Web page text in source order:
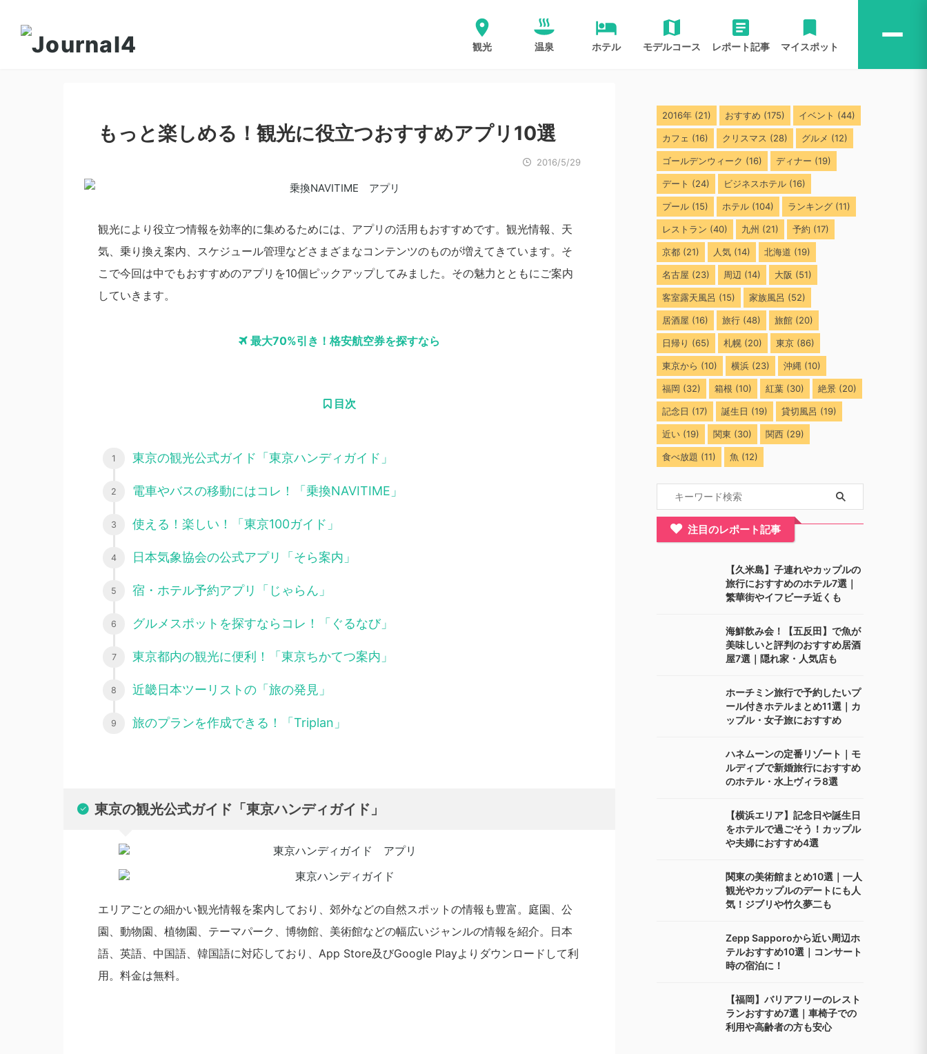
観光 温泉 ホテル モデルコース レポート記事 マイスポット
もっと楽しめる！観光に役立つおすすめアプリ10選
2016/5/29
観光により役立つ情報を効率的に集めるためには、アプリの活用もおすすめです。観光情報、天
気、乗り換え案内、スケジュール管理などさまざまなコンテンツのものが増えてきています。そ
こで今回は中でもおすすめのアプリを10個ピックアップしてみました。その魅力とともにご案内
していきます。
最大70%引き！格安航空券を探すなら
目次
東京の観光公式ガイド「東京ハンディガイド」
電車やバスの移動にはコレ！「乗換NAVITIME」
使える！楽しい！「東京100ガイド」
日本気象協会の公式アプリ「そら案内」
宿・ホテル予約アプリ「じゃらん」
グルメスポットを探すならコレ！「ぐるなび」
東京都内の観光に便利！「東京ちかてつ案内」
近畿日本ツーリストの「旅の発見」
旅のプランを作成できる！「Triplan」
東京の観光公式ガイド「東京ハンディガイド」
エリアごとの細かい観光情報を案内しており、郊外などの自然スポットの情報も豊富。庭園、公
園、動物園、植物園、テーマパーク、博物館、美術館などの幅広いジャンルの情報を紹介。日本
語、英語、中国語、韓国語に対応しており、App Store及びGoogle Playよりダウンロードして利
用。料金は無料。
2016年 (21) おすすめ (175) イベント (44)
カフェ (16) クリスマス (28) グルメ (12)
ゴールデンウィーク (16) ディナー (19)
デート (24) ビジネスホテル (16)
プール (15) ホテル (104) ランキング (11)
レストラン (40) 九州 (21) 予約 (17)
京都 (21) 人気 (14) 北海道 (19)
名古屋 (23) 周辺 (14) 大阪 (51)
客室露天風呂 (15) 家族風呂 (52)
居酒屋 (16) 旅行 (48) 旅館 (20)
日帰り (65) 札幌 (20) 東京 (86)
東京から (10) 横浜 (23) 沖縄 (10)
福岡 (32) 箱根 (10) 紅葉 (30) 絶景 (20)
記念日 (17) 誕生日 (19) 貸切風呂 (19)
近い (19) 関東 (30) 関西 (29)
食べ放題 (11) 魚 (12)
注目のレポート記事
【久米島】子連れやカップルの
旅行におすすめのホテル7選｜
繁華街やイフビーチ近くも
海鮮飲み会！【五反田】で魚が
美味しいと評判のおすすめ居酒
屋7選｜隠れ家・人気店も
ホーチミン旅行で予約したいプ
ール付きホテルまとめ11選｜カ
ップル・女子旅におすすめ
ハネムーンの定番リゾート｜モ
ルディブで新婚旅行におすすめ
のホテル・水上ヴィラ8選
【横浜エリア】記念日や誕生日
をホテルで過ごそう！カップル
や夫婦におすすめ4選
関東の美術館まとめ10選｜一人
観光やカップルのデートにも人
気！ジブリや竹久夢二も
Zepp Sapporoから近い周辺ホ
テルおすすめ10選｜コンサート
時の宿泊に！
【福岡】バリアフリーのレスト
ランおすすめ7選｜車椅子での
利用や高齢者の方も安心